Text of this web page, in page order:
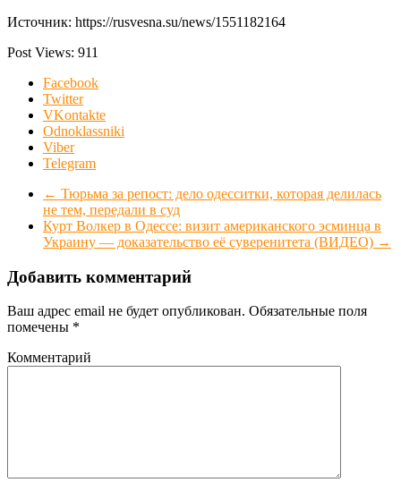
Источник: https://rusvesna.su/news/1551182164
Post Views: 911
Facebook
Twitter
VKontakte
Odnoklassniki
Viber
Telegram
← Тюрьма за репост: дело одесситки, которая делилась
не тем, передали в суд
Курт Волкер в Одессе: визит американского эсминца в
Украину — доказательство её суверенитета (ВИДЕО) →
Добавить комментарий
Ваш адрес email не будет опубликован. Обязательные поля
помечены *
Комментарий